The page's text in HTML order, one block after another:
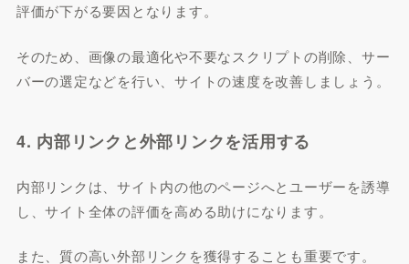
評価が下がる要因となります。
そのため、画像の最適化や不要なスクリプトの削除、サー
バーの選定などを行い、サイトの速度を改善しましょう。
4. 内部リンクと外部リンクを活用する
内部リンクは、サイト内の他のページへとユーザーを誘導
し、サイト全体の評価を高める助けになります。
また、質の高い外部リンクを獲得することも重要です。